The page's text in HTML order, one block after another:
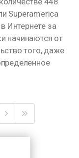
Superamerica
Интернете за
начинаются от
того, даже